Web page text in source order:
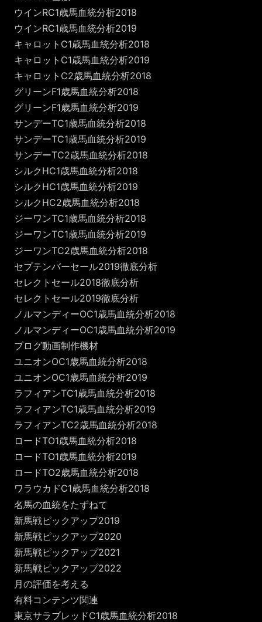
ウインRC1歳馬血統分析2018
ウインRC1歳馬血統分析2019
キャロットC1歳馬血統分析2018
キャロットC1歳馬血統分析2019
キャロットC2歳馬血統分析2018
グリーンF1歳馬血統分析2018
グリーンF1歳馬血統分析2019
サンデーTC1歳馬血統分析2018
サンデーTC1歳馬血統分析2019
サンデーTC2歳馬血統分析2018
シルクHC1歳馬血統分析2018
シルクHC1歳馬血統分析2019
シルクHC2歳馬血統分析2018
ジーワンTC1歳馬血統分析2018
ジーワンTC1歳馬血統分析2019
ジーワンTC2歳馬血統分析2018
セプテンバーセール2019徹底分析
セレクトセール2018徹底分析
セレクトセール2019徹底分析
ノルマンディーOC1歳馬血統分析2018
ノルマンディーOC1歳馬血統分析2019
ブログ動画制作機材
ユニオンOC1歳馬血統分析2018
ユニオンOC1歳馬血統分析2019
ラフィアンTC1歳馬血統分析2018
ラフィアンTC1歳馬血統分析2019
ラフィアンTC2歳馬血統分析2018
ロードTO1歳馬血統分析2018
ロードTO1歳馬血統分析2019
ロードTO2歳馬血統分析2018
ワラウカドC1歳馬血統分析2018
名馬の血統をたずねて
新馬戦ピックアップ2019
新馬戦ピックアップ2020
新馬戦ピックアップ2021
新馬戦ピックアップ2022
月の評価を考える
有料コンテンツ関連
東京サラブレッドC1歳馬血統分析2018